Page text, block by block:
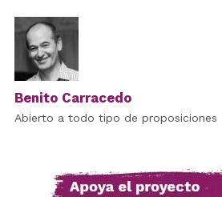
Benito Carracedo
Abierto a todo tipo de proposiciones